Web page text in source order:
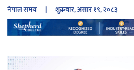
नेपाल समय | शुक्रबार, असार १९, २०८३